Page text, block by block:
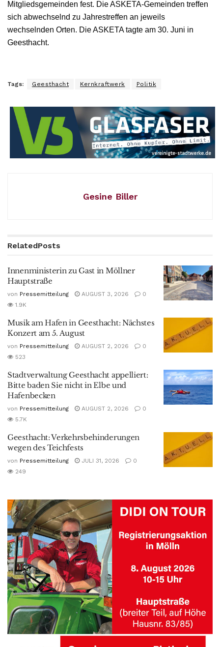
Mitgliedsgemeinden fest. Die ASKETA-Gemeinden treffen
sich abwechselnd zu Jahrestreffen an jeweils
wechselnden Orten. Die ASKETA tagte am 30. Juni in
Geesthacht.
Tags: Geesthacht Kernkraftwerk Politik
Gesine Biller
RelatedPosts
Innenministerin zu Gast in Möllner
Hauptstraße
von Pressemitteilung AUGUST 3, 2026
0
1.9K
Musik am Hafen in Geesthacht: Nächstes
Konzert am 5. August
von Pressemitteilung AUGUST 2, 2026
0
523
Stadtverwaltung Geesthacht appelliert:
Bitte baden Sie nicht in Elbe und
Hafenbecken
von Pressemitteilung AUGUST 2, 2026
0
5.7K
Geesthacht: Verkehrsbehinderungen
wegen des Teichfests
von Pressemitteilung JULI 31, 2026
0
249